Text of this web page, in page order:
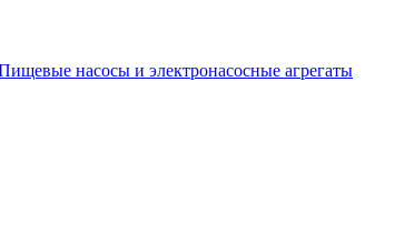
насосы и электронасосные агрегаты